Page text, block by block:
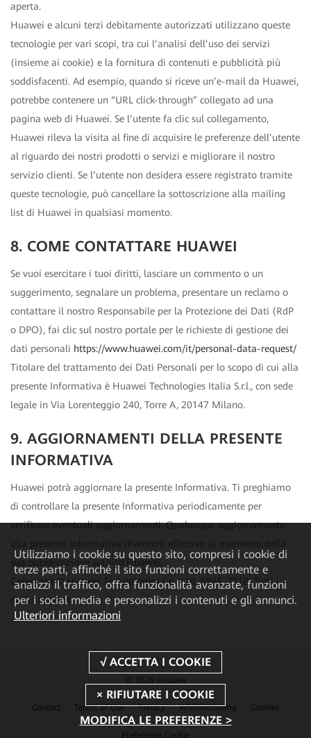
aperta.
Huawei e alcuni terzi debitamente autorizzati utilizzano queste
tecnologie per vari scopi, tra cui l’analisi dell’uso dei servizi
(insieme ai cookie) e la fornitura di contenuti e pubblicità più
soddisfacenti. Ad esempio, quando si riceve un’e-mail da Huawei,
potrebbe contenere un “URL click-through” collegato ad una
pagina web di Huawei. Se l’utente fa clic sul collegamento,
Huawei rileva la visita al fine di acquisire le preferenze dell’utente
al riguardo dei nostri prodotti o servizi e migliorare il nostro
servizio clienti. Se l’utente non desidera essere registrato tramite
queste tecnologie, può cancellare la sottoscrizione alla mailing
list di Huawei in qualsiasi momento.
8. COME CONTATTARE HUAWEI
Se vuoi esercitare i tuoi diritti, lasciare un commento o un
suggerimento, segnalare un problema, presentare un reclamo o
contattare il nostro Responsabile per la Protezione dei Dati (RdP
o DPO), fai clic sul nostro portale per le richieste di gestione dei
dati personali https://www.huawei.com/it/personal-data-request/
Titolare del trattamento dei Dati Personali per lo scopo di cui alla
presente Informativa è Huawei Technologies Italia S.r.l., con sede
legale in Via Lorenteggio 240, Torre A, 20147 Milano.
9. AGGIORNAMENTI DELLA PRESENTE
INFORMATIVA
Huawei potrà aggiornare la presente Informativa. Ti preghiamo
di controllare la presente Informativa periodicamente per
verificare eventuali aggiornamenti. Qualunque aggiornamento
sua pubblicazione sul sito Huawei.
Copyright © Huawei Technologies Co., Ltd. 1998-2018. Tutti i
diritti riservati.
© 2026 Huawei
Contact Terms of Use Privacy Whistleblowing Cookies
Preferenze Cookie
Utilizziamo i cookie su questo sito, compresi i cookie di
terze parti, affinché il sito funzioni correttamente e
analizzi il traffico, offra funzionalità avanzate, funzioni
per i social media e personalizzi i contenuti e gli annunci.
Ulteriori informazioni
MODIFICA LE PREFERENZE >